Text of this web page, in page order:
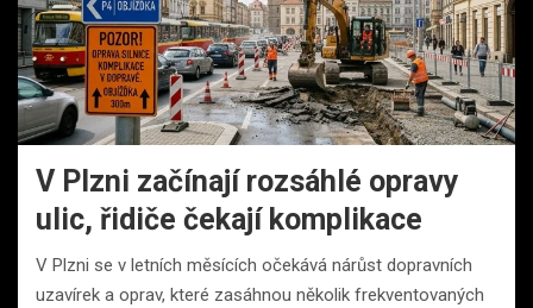
V Plzni začínají rozsáhlé opravy
ulic, řidiče čekají komplikace
V Plzni se v letních měsících očekává nárůst dopravních
uzavírek a oprav, které zasáhnou několik frekventovaných